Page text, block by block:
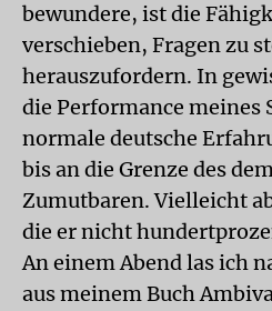
bewundere, ist die
verschieben, Fragen zu
herauszufordern. In
die Performance meines
normale deutsche
bis an die Grenze des
Zumutbaren. Vielleicht
die er nicht
An einem Abend las ich
aus meinem Buch